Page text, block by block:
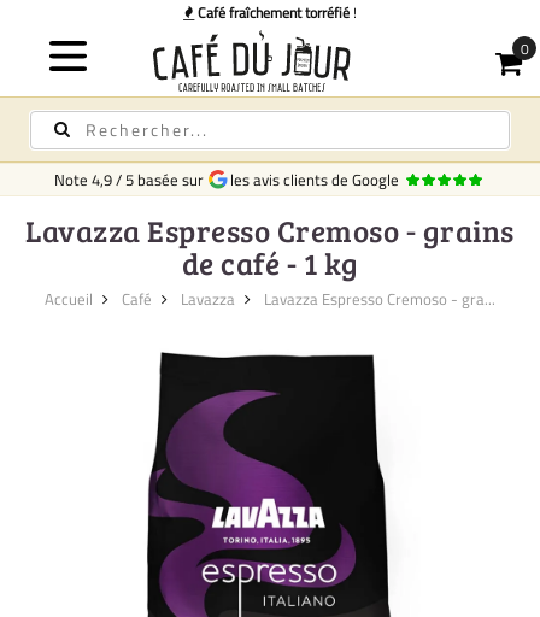
Note 4,9/5 basée sur les avis clients de Google
Lavazza Espresso Cremoso - grains
de café - 1 kg
Accueil Café Lavazza Lavazza Espresso Cremoso - gra...